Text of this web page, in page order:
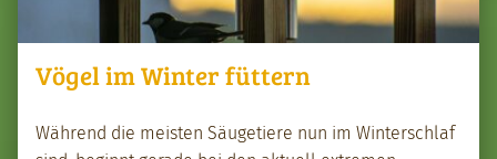
Vögel im Winter füttern
Während die meis­ten Säugetiere nun im Win­ter­schlaf